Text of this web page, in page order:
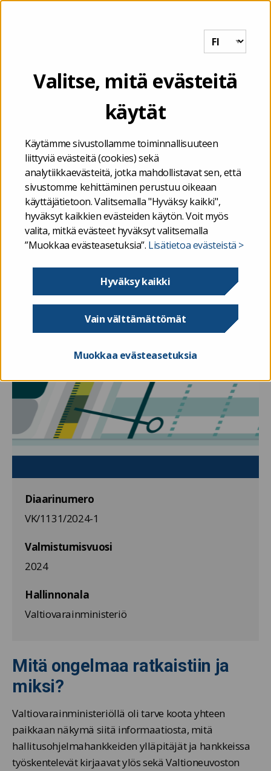
Valitse, mitä evästeitä
käytät
Käytämme sivustollamme toiminnallisuuteen
liittyviä evästeitä (cookies) sekä
analytiikkaevästeitä, jotka mahdollistavat sen, että
sivustomme kehittäminen perustuu oikeaan
käyttäjätietoon. Valitsemalla "Hyväksy kaikki",
hyväksyt kaikkien evästeiden käytön. Voit myös
valita, mitkä evästeet hyväksyt valitsemalla
”Muokkaa evästeasetuksia”. Lisätietoa evästeistä >
Hyväksy kaikki
Vain välttämättömät
Muokkaa evästeasetuksia
analyysitoimeksiantoihin/Hallitusohjelman seurantaraportti
Hallitusohjelman
seurantaraportti (VM)
Diaarinumero
VK/1131/2024-1
Valmistumisvuosi
2024
Hallinnonala
Valtiovarainministeriö
Mitä ongelmaa ratkaistiin ja
miksi?
Valtiovarainministeriöllä oli tarve koota yhteen
paikkaan näkymä siitä informaatiosta, mitä
hallitusohjelmahankkeiden ylläpitäjät ja hankkeissa
työskentelevät kirjaavat ylös sekä Valtioneuvoston